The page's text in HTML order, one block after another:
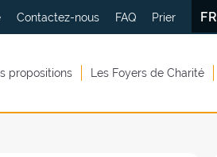
Contactez-nous FAQ Prier FR
propositions Les Foyers de Charité